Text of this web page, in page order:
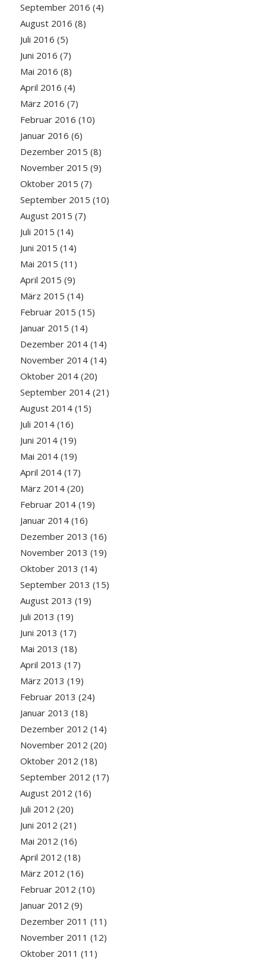
September 2016 (4)
August 2016 (8)
Juli 2016 (5)
Juni 2016 (7)
Mai 2016 (8)
April 2016 (4)
März 2016 (7)
Februar 2016 (10)
Januar 2016 (6)
Dezember 2015 (8)
November 2015 (9)
Oktober 2015 (7)
September 2015 (10)
August 2015 (7)
Juli 2015 (14)
Juni 2015 (14)
Mai 2015 (11)
April 2015 (9)
März 2015 (14)
Februar 2015 (15)
Januar 2015 (14)
Dezember 2014(14)
November 2014(14)
Oktober 2014(20)
September 2014(21)
August 2014(15)
Juli 2014(16)
Juni 2014(19)
Mai 2014(19)
April 2014(17)
März 2014(20)
Februar 2014(19)
Januar 2014(16)
Dezember 2013 (16)
November 2013 (19)
Oktober 2013 (14)
September 2013 (15)
August 2013 (19)
Juli 2013 (19)
Juni 2013 (17)
Mai 2013 (18)
April 2013 (17)
März 2013 (19)
Februar 2013 (24)
Januar 2013 (18)
Dezember 2012 (14)
November 2012 (20)
Oktober 2012 (18)
September 2012 (17)
August 2012 (16)
Juli 2012 (20)
Juni 2012 (21)
Mai 2012 (16)
April 2012 (18)
März 2012 (16)
Februar 2012 (10)
Januar 2012 (9)
Dezember 2011 (11)
November 2011 (12)
Oktober 2011 (11)